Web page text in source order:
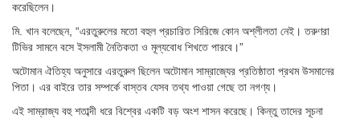
করেছিলেন।
মি. খান বলেছেন, “এরতুরুলের মতো বহুল প্রচারিত সিরিজে কোন অশ্লীলতা নেই। তরুণরা
টিভির সামনে বসে ইসলামী নৈতিকতা ও মূল্যবোধ শিখতে পারবে।”
অটোমান ঐতিহ্য অনুসারে এরতুরুল ছিলেন অটোমান সাম্রাজ্যের প্রতিষ্ঠাতা প্রথম উসমানের
পিতা। এর বাইরে তার সম্পর্কে বাস্তব যেসব তথ্য পাওয়া গেছে তা নগণ্য।
এই সাম্রাজ্য বহু শতাব্দী ধরে বিশ্বের একটি বড় অংশ শাসন করেছে। কিন্তু তাদের সূচনা